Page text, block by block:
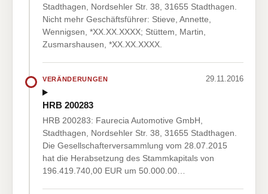
Stadthagen, Nordsehler Str. 38, 31655 Stadthagen.
Nicht mehr Geschäftsführer: Stieve, Annette,
Wennigsen, *XX.XX.XXXX; Stüttem, Martin,
Zusmarshausen, *XX.XX.XXXX.
VERÄNDERUNGEN 29.11.2016
HRB 200283
HRB 200283: Faurecia Automotive GmbH,
Stadthagen, Nordsehler Str. 38, 31655 Stadthagen.
Die Gesellschafterversammlung vom 28.07.2015
hat die Herabsetzung des Stammkapitals von
196.419.740,00 EUR um 50.000.00…